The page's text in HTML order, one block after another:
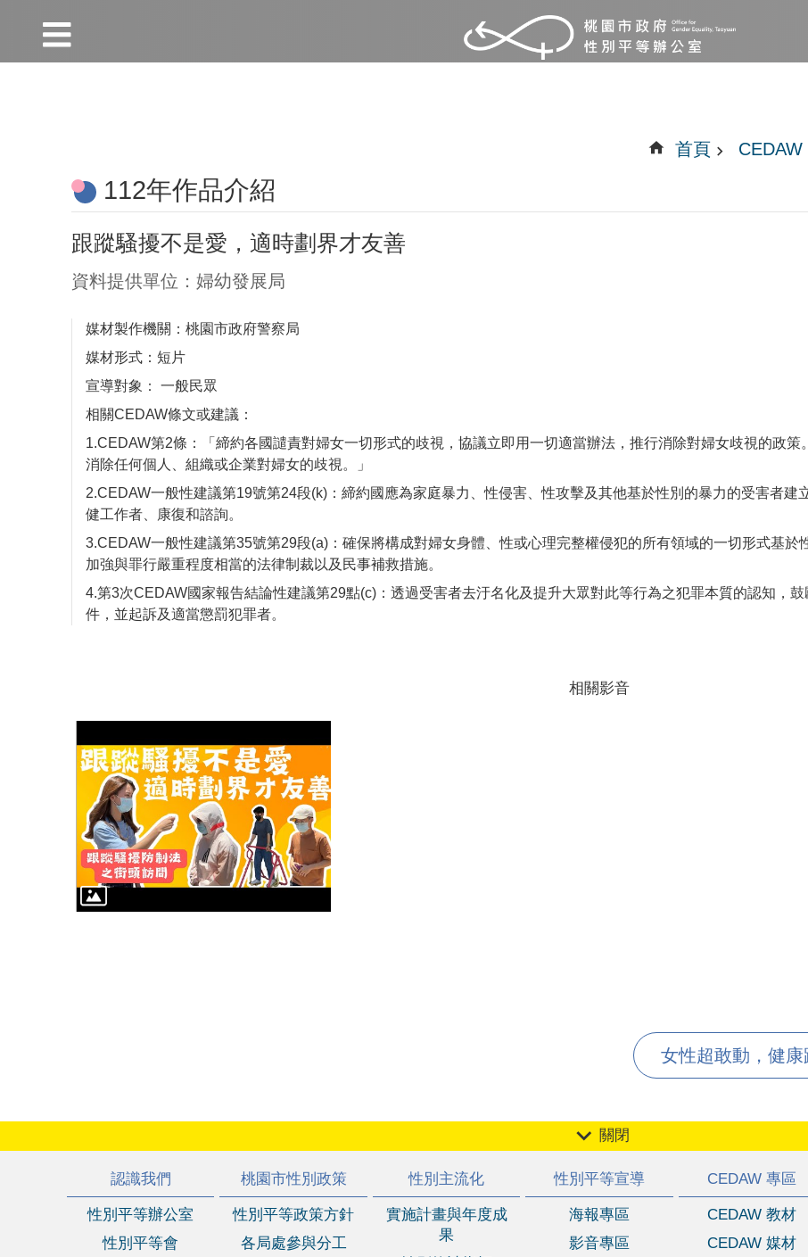
首頁 CEDAW
112年作品介紹
跟蹤騷擾不是愛，適時劃界才友善
資料提供單位：婦幼發展局
媒材製作機關：桃園市政府警察局
媒材形式：短片
宣導對象 ：
一般民眾
相關CEDAW條文或建議：
1.CEDAW第2條：「締約各國譴責對婦女一切形式的歧視，協議立即用一切適當辦法，推行消除對婦女歧視的政
消除任何個人、組織或企業對婦女的歧視。」
2.CEDAW一般性建議第19號第24段(k)：締約國應為家庭暴力、性侵害、性攻擊及其他基於性別的暴力的受害者
健工作者、康復和諮詢。
3.CEDAW一般性建議第35號第29段(a)：確保將構成對婦女身體、性或心理完整權侵犯的所有領域的一切形式基
加強與罪行嚴重程度相當的法律制裁以及民事補救措施。
4.第3次CEDAW國家報告結論性建議第29點(c)：透過受害者去汙名化及提升大眾對此等行為之犯罪本質的認知，
件，並起訴及適當懲罰犯罪者。
相關影音
女性超敢動，健康
關閉
認識我們
性別平等辦公室
性別平等會
桃園市性別政策
性別平等政策方針
各局處參與分工
性別主流化
實施計畫與年度成
果
性別平等宣導
海報專區
影音專區
CEDAW 專區
CEDAW 教材
CEDAW 媒材